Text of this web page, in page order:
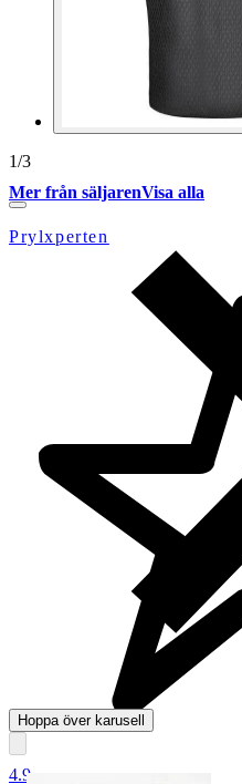
1/3
Prylxperten
4.9
Mer från säljarenVisa alla
Hoppa över karusell